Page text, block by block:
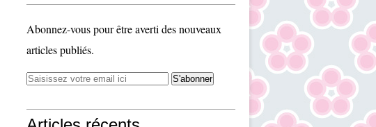
Abonnez-vous pour être averti des nouveaux
articles publiés.